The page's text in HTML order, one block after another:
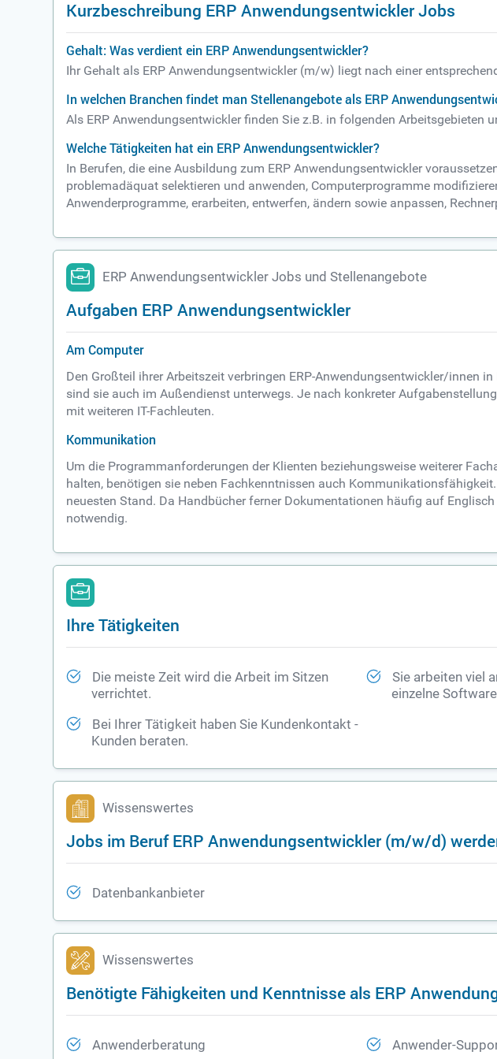
Kurzbeschreibung ERP Anwendungsentwickler Jobs
Gehalt: Was verdient ein ERP Anwendungsentwickler?
Ihr Gehalt als ERP Anwendungsentwickler (m/w) liegt nach einer
In welchen Branchen findet man Stellenangebote als ERP
Als ERP Anwendungsentwickler finden Sie z.B. in folgenden Arbeitsgebieten
Welche Tätigkeiten hat ein ERP Anwendungsentwickler?
In Berufen, die eine Ausbildung zum ERP Anwendungsentwickler
problemadäquat selektieren und anwenden, Computerprogramme
Anwenderprogramme, erarbeiten, entwerfen, ändern sowie anpassen,
ERP Anwendungsentwickler Jobs und Stellenangebote
Aufgaben ERP Anwendungsentwickler
Am Computer
Den Großteil ihrer Arbeitszeit verbringen ERP-Anwendungsentwickler/innen
sind sie auch im Außendienst unterwegs. Je nach konkreter
mit weiteren IT-Fachleuten.
Kommunikation
Um die Programmanforderungen der Klienten beziehungsweise weiterer
halten, benötigen sie neben Fachkenntnissen auch
neuesten Stand. Da Handbücher ferner Dokumentationen häufig auf
notwendig.
Ihre Tätigkeiten
Die meiste Zeit wird die Arbeit im Sitzen
verrichtet.
Sie arbeiten viel
einzelne
Bei Ihrer Tätigkeit haben Sie Kundenkontakt -
Kunden beraten.
Wissenswertes
Jobs im Beruf ERP Anwendungsentwickler (m/w/d)
Datenbankanbieter
Wissenswertes
Benötigte Fähigkeiten und Kenntnisse als ERP
Anwenderberatung Anwender-